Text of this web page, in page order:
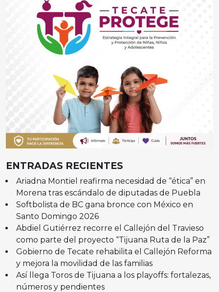
ENTRADAS RECIENTES
Ariadna Montiel reafirma necesidad de “ética” en
Morena tras escándalo de diputadas de Puebla
Softbolista de BC gana bronce con México en
Santo Domingo 2026
Abdiel Gutiérrez recorre el Callejón del Travieso
como parte del proyecto “Tijuana Ruta de la Paz”
Gobierno de Tecate rehabilita el Callejón Reforma
y mejora la movilidad de las familias
Así llega Toros de Tijuana a los playoffs: fortalezas,
números y pendientes